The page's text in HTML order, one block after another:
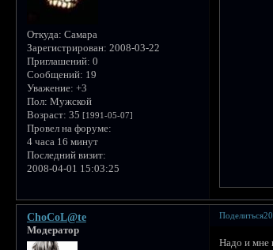
Откуда: Самара
Зарегистрирован: 2008-03-22
Приглашений: 0
Сообщений: 19
Уважение: +3
Пол: Мужской
Возраст: 35 [1991-05-07]
Провел на форуме:
4 часа 16 минут
Последний визит:
2008-04-01 15:03:25
Поделиться
ChoCoL@te
Модератор
Надо и мне